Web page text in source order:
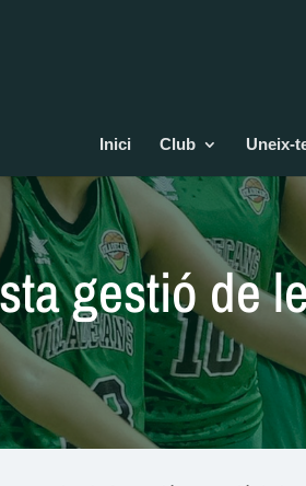
Inici Club Uneix-
gestió de